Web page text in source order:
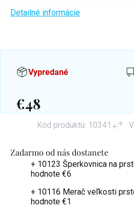
Zadarmo od nás dostanete
+ 10123 Šperkovnica na
hodnote €6
+ 10116 Merač veľkosti
hodnote €1
Detailné informácie
Vypredané
€48
Kód produktu: 10341